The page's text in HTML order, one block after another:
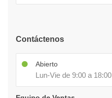
Contáctenos
Abierto
Lun-Vie de 9:00 a 18:00